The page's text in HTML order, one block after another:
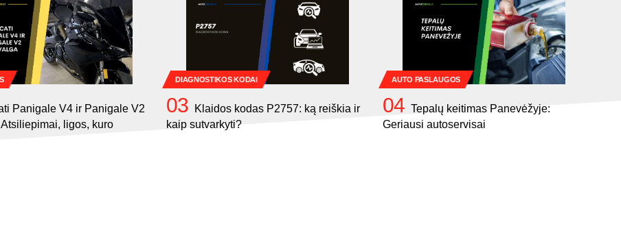
Panigale V4 ir Panigale V2
ligos, kuro
DIAGNOSTIKOS KODAI
Klaidos kodas P2757: ką reiškia ir
kaip sutvarkyti?
AUTO PASLAUGOS
Tepalų keitimas Panevėžyje:
Geriausi autoservisai